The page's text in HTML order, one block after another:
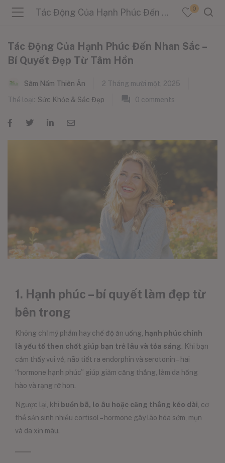
(Sản Phẩm )
Tác Động Của Hạnh Phúc Đến Nhan Sắc – Bí Quyết Đẹp Từ Tâm Hồn 0
Tác Động Của Hạnh Phúc Đến Nhan Sắc –
Bí Quyết Đẹp Từ Tâm Hồn
Sâm Nấm Thiên Ân
2 Tháng mười một, 2025
Thể loại: Sức Khỏe & Sắc Đẹp 0 comments
1. Hạnh phúc – bí quyết làm đẹp từ
bên trong
Không chỉ mỹ phẩm hay chế độ ăn uống, hạnh phúc chính
là yếu tố then chốt giúp bạn trẻ lâu và tỏa sáng. Khi bạn
cảm thấy vui vẻ, não tiết ra endorphin và serotonin – hai
“hormone hạnh phúc” giúp giảm căng thẳng, làm da hồng
hào và rạng rỡ hơn.
Ngược lại, khi buồn bã, lo âu hoặc căng thẳng kéo dài, cơ
thể sản sinh nhiều cortisol – hormone gây lão hóa sớm, mụn
và da xỉn màu.